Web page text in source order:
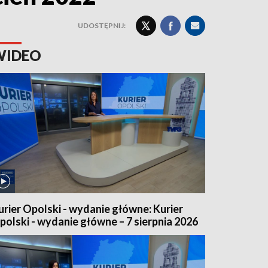
UDOSTĘPNIJ:
Opolski - wydanie główne: Kurier
- wydanie główne – 7 sierpnia 2026